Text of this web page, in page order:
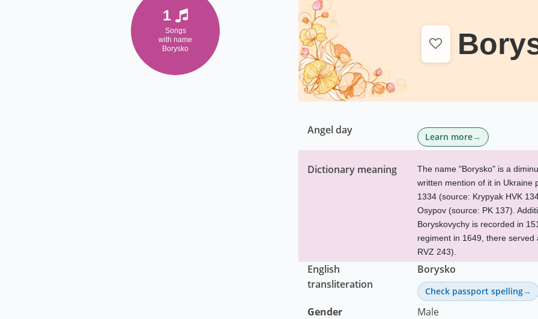
1
Songs
with name
Borysko
Angel day
Learn more
Dictionary meaning
The name "Borysko" is a
written mention of it in Ukraine
1334 (source: Krypyak HVK
Osypov (source: PK 137).
Boryskovychy is recorded in
regiment in 1649, there
RVZ 243).
English
transliteration
Borysko
Check passport spelling
Gender Male